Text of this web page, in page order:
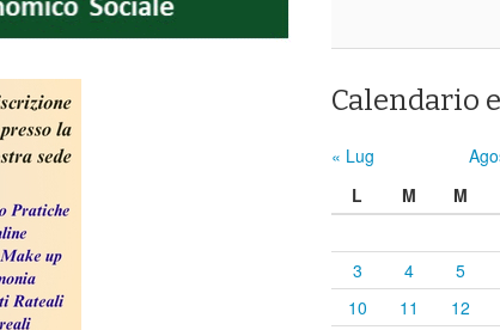
Calendario
« Lug
L
M M
3
4 5
10
11 12